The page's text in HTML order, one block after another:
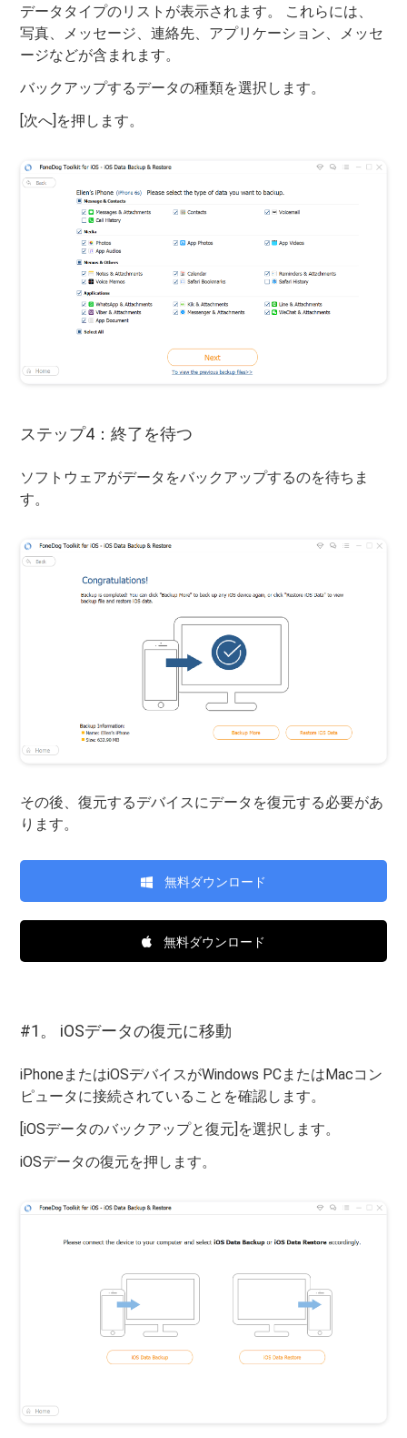
データタイプのリストが表示されます。 これらには、
写真、メッセージ、連絡先、アプリケーション、メッセ
ージなどが含まれます。
バックアップするデータの種類を選択します。
[次へ]を押します。
ステップ4：終了を待つ
ソフトウェアがデータをバックアップするのを待ちま
す。
その後、復元するデバイスにデータを復元する必要があ
ります。
無料ダウンロード
無料ダウンロード
#1。 iOSデータの復元に移動
iPhoneまたはiOSデバイスがWindows PCまたはMacコン
ピュータに接続されていることを確認します。
[iOSデータのバックアップと復元]を選択します。
iOSデータの復元を押します。